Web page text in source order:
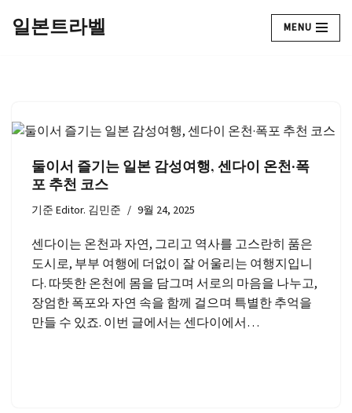
건
일본트라벨 MENU
둘이서 즐기는 일본 감성여행, 센다이 온천·폭
포 추천 코스
기준Editor. 김민준 9월 24, 2025
센다이는 온천과 자연, 그리고 역사를 고스란히 품은
도시로, 부부 여행에 더없이 잘 어울리는 여행지입니
다. 따뜻한 온천에 몸을 담그며 서로의 마음을 나누고,
장엄한 폭포와 자연 속을 함께 걸으며 특별한 추억을
만들 수 있죠. 이번 글에서는 센다이에서…